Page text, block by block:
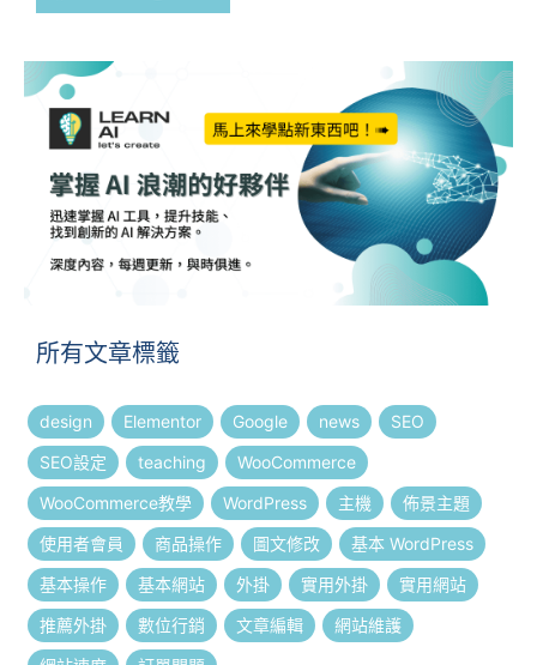
所有文章標籤
design Elementor Google news
SEO
SEO設定
teaching
WooCommerce
WooCommerce教學
WordPress 主機
佈景主題
使用者會員
商品操作 圖文修改
基本 WordPress
基本操作
基本網站 外掛 實用外掛
實用網站
推薦外掛
數位行銷 文章編輯
網站維護